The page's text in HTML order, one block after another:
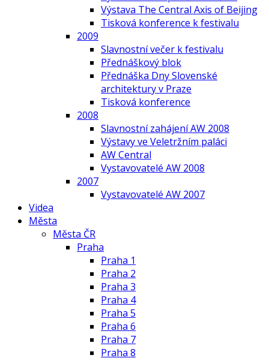
Výstava The Central Axis of Beijing
Tisková konference k festivalu
2009
Slavnostní večer k festivalu
Přednáškový blok
Přednáška Dny Slovenské
architektury v Praze
Tisková konference
2008
Slavnostní zahájení AW 2008
Výstavy ve Veletržním paláci
AW Central
Vystavovatelé AW 2008
2007
Vystavovatelé AW 2007
Videa
Města
Města ČR
Praha
Praha 1
Praha 2
Praha 3
Praha 4
Praha 5
Praha 6
Praha 7
Praha 8